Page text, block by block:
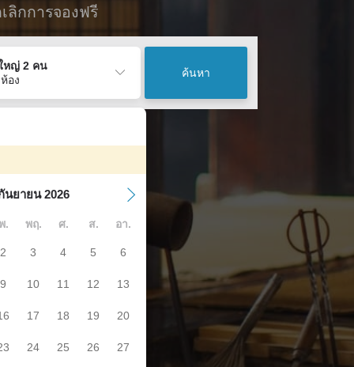
ลิกการจองฟรี
หญ่ 2 คน
อง
ค้นหา
นยายน 2026
. พฤ. ศ. ส. อา.
2 3 4 5 6
9 10 11 12 13
17 18 19 20
24 25 26 27